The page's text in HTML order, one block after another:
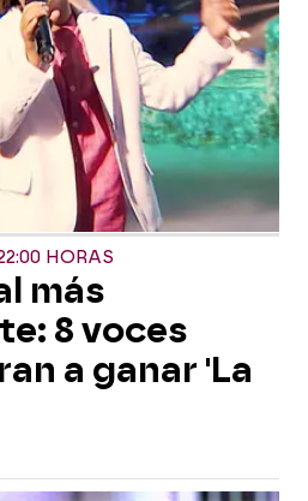
HORAS
más
8 voces
a ganar 'La